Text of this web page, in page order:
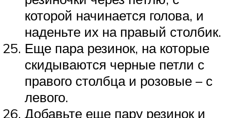
которой начинается голова, и
наденьте их на правый столбик.
Еще пара резинок, на которые
скидываются черные петли с
правого столбца и розовые – с
левого.
Добавьте еще пару резинок и